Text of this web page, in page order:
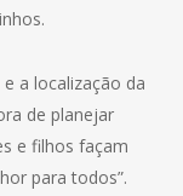
e a localização da
de planejar
e filhos façam
para todos”.